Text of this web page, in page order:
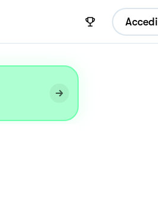
Accedi